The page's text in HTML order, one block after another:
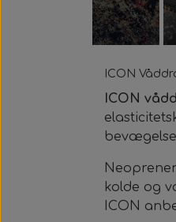
ICON
ICON
kolde og
ICON